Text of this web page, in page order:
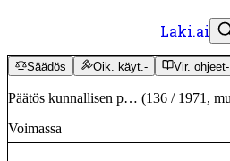
Laki.ai
Säädös Oik. käyt.- Vir. ohjeet-
Päätös kunnallisen p… (136 / 1971 ,
Voimassa